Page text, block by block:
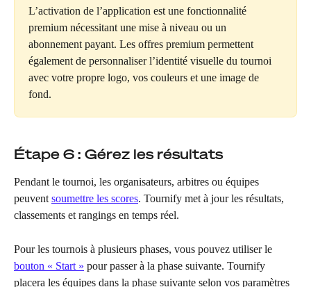
L’activation de l’application est une fonctionnalité
premium nécessitant une mise à niveau ou un
abonnement payant. Les offres premium permettent
également de personnaliser l’identité visuelle du tournoi
avec votre propre logo, vos couleurs et une image de
fond.
Étape 6 : Gérez les résultats
Pendant le tournoi, les organisateurs, arbitres ou équipes
peuvent soumettre les scores. Tournify met à jour les résultats,
classements et rangings en temps réel.
Pour les tournois à plusieurs phases, vous pouvez utiliser le
bouton « Start » pour passer à la phase suivante. Tournify
placera les équipes dans la phase suivante selon vos paramètres